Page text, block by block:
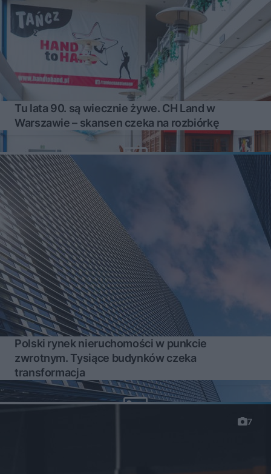
Tu lata 90. są wiecznie żywe. CH Land w
Warszawie – skansen czeka na rozbiórkę
Polski rynek nieruchomości w punkcie
zwrotnym. Tysiące budynków czeka
transformacja
7